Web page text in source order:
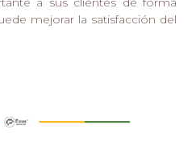
mejorar la satisfacción del